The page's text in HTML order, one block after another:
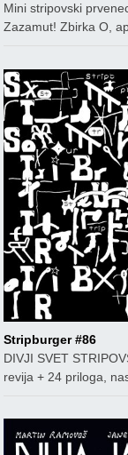
Mini stripovski
Zazamut! Zbirka O,
Stripburger #86
DIVJI SVET
revija + 24 priloga,